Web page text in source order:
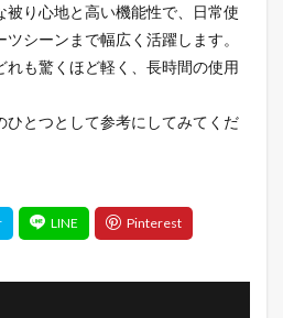
り心地と高い機能性で、日常使
シーンまで幅広く活躍します。
も驚くほど軽く、長時間の使用
ひとつとして参考にしてみてくだ